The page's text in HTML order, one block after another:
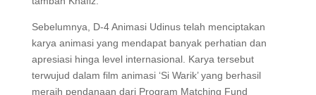
Sebelumnya, D-4 Animasi Udinus telah menciptakan
karya animasi yang mendapat banyak perhatian dan
apresiasi hinga level internasional. Karya tersebut
terwujud dalam film animasi ‘Si Warik’ yang berhasil
meraih pendanaan dari Program Matching Fund